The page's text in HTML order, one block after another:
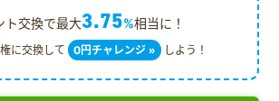
ト交換で最大3.75%相当に！
に交換して 0円チャレンジ » しよう！